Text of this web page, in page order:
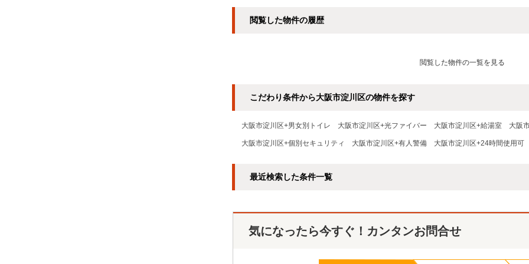
閲覧した物件の履歴
閲覧した物件の一覧を見る
こだわり条件から大阪市淀川区の物件を探す
大阪市淀川区+男女別トイレ 大阪市淀川区+光ファイバー 大阪市淀川区+給湯室 大阪
大阪市淀川区+個別セキュリティ 大阪市淀川区+有人警備 大阪市淀川区+24時間使用可
最近検索した条件一覧
気になったら今すぐ！カンタンお問合せ